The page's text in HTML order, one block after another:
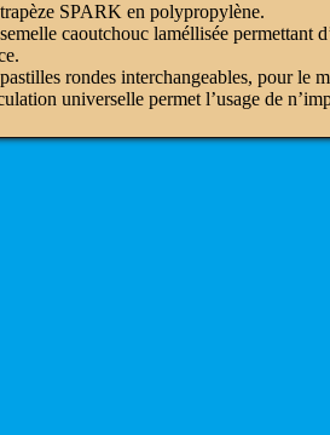
SPARK en polypropylène.
caoutchouc laméllisée permettant
rondes interchangeables, pour le
universelle permet l’usage de